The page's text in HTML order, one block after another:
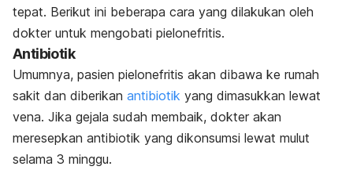
tepat. Berikut ini beberapa cara yang dilakukan oleh
dokter untuk mengobati pielonefritis.
Antibiotik
Umumnya, pasien pielonefritis akan dibawa ke rumah
sakit dan diberikan antibiotik yang dimasukkan lewat
vena. Jika gejala sudah membaik, dokter akan
meresepkan antibiotik yang dikonsumsi lewat mulut
selama 3 minggu.